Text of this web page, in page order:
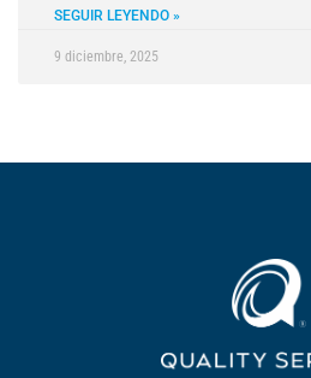
SEGUIR LEYENDO »
9 diciembre, 2025